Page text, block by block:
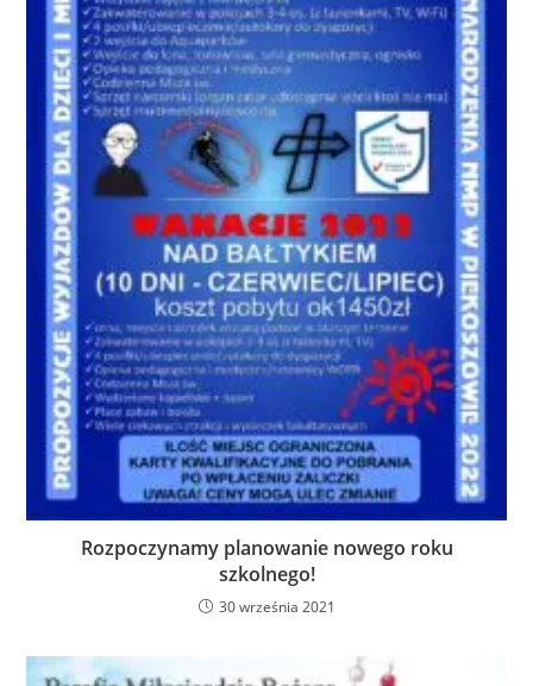
Rozpoczynamy planowanie nowego roku
szkolnego!
30 września 2021